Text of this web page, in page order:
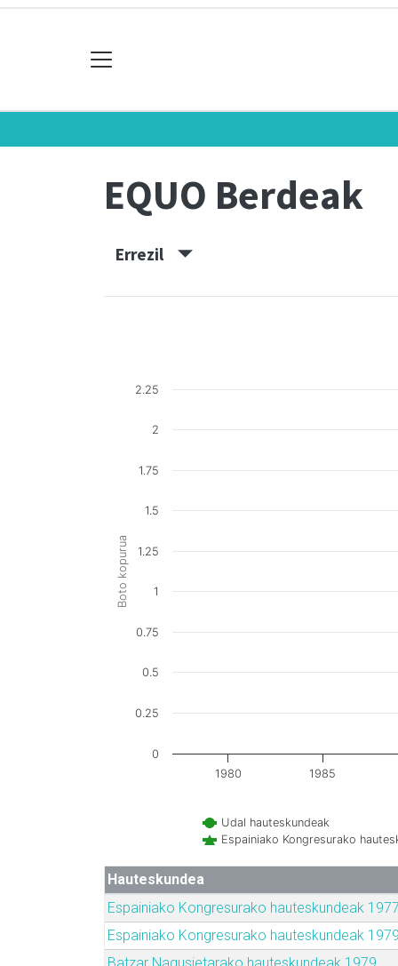
EQUO Berdeak
Errezil
Boto kopurua
Udal hauteskundeak
Espainiako Kongresurako
1980 1985
0
0.25
0.5
0.75
1
1.25
1.5
1.75
2
2.25
Hauteskundea
Espainiako Kongresurako hauteskundeak 1977
Espainiako Kongresurako hauteskundeak 1979